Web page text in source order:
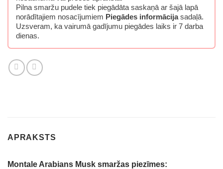
Pilna smaržu pudele tiek piegādāta saskaņā ar šajā lapā
norādītajiem nosacījumiem Piegādes informācijasadaļā.
Uzsveram, ka vairumā gadījumu piegādes laiks ir 7 darba
dienas.
APRAKSTS
Montale Arabians Musk smaržas piezīmes: